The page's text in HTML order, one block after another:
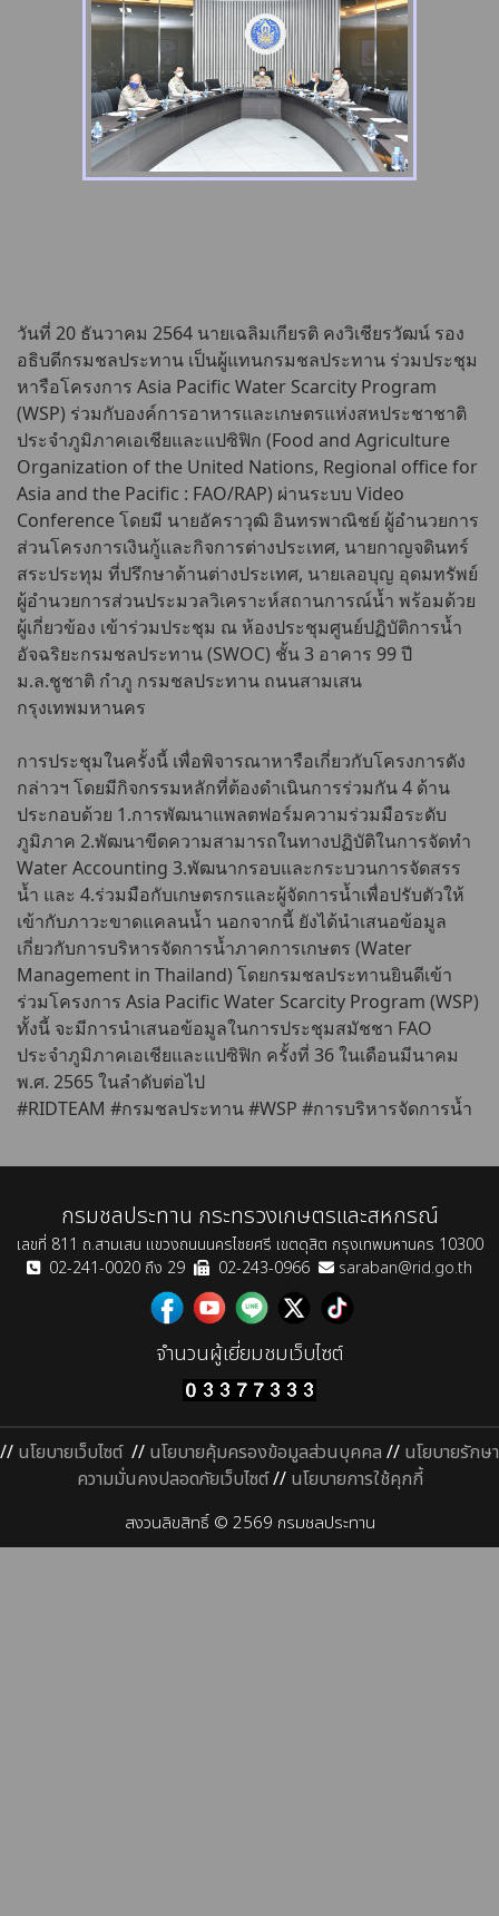
วันที่ 20 ธันวาคม 2564 นายเฉลิมเกียรติ คงวิเชียรวัฒน์ รอง
อธิบดีกรมชลประทาน เป็นผู้แทนกรมชลประทาน ร่วมประชุม
หารือโครงการ Asia Pacific Water Scarcity Program
(WSP) ร่วมกับองค์การอาหารและเกษตรแห่งสหประชาชาติ
ประจำภูมิภาคเอเชียและแปซิฟิก (Food and Agriculture
Organization of the United Nations, Regional office for
Asia and the Pacific : FAO/RAP) ผ่านระบบ Video
Conference โดยมี นายอัคราวุฒิ อินทรพาณิชย์ ผู้อำนวยการ
ส่วนโครงการเงินกู้และกิจการต่างประเทศ, นายกาญจดินทร์
สระประทุม ที่ปรึกษาด้านต่างประเทศ, นายเลอบุญ อุดมทรัพย์
ผู้อำนวยการส่วนประมวลวิเคราะห์สถานการณ์น้ำ พร้อมด้วย
ผู้เกี่ยวข้อง เข้าร่วมประชุม ณ ห้องประชุมศูนย์ปฏิบัติการน้ำ
อัจฉริยะกรมชลประทาน (SWOC) ชั้น 3 อาคาร 99 ปี
ม.ล.ชูชาติ กำภู กรมชลประทาน ถนนสามเสน
กรุงเทพมหานคร
การประชุมในครั้งนี้ เพื่อพิจารณาหารือเกี่ยวกับโครงการดัง
กล่าวฯ โดยมีกิจกรรมหลักที่ต้องดำเนินการร่วมกัน 4 ด้าน
ประกอบด้วย 1.การพัฒนาแพลตฟอร์มความร่วมมือระดับ
ภูมิภาค 2.พัฒนาขีดความสามารถในทางปฏิบัติในการจัดทำ
Water Accounting 3.พัฒนากรอบและกระบวนการจัดสรร
น้ำ และ 4.ร่วมมือกับเกษตรกรและผู้จัดการน้ำเพื่อปรับตัวให้
เข้ากับภาวะขาดแคลนน้ำ นอกจากนี้ ยังได้นำเสนอข้อมูล
เกี่ยวกับการบริหารจัดการน้ำภาคการเกษตร (Water
Management in Thailand) โดยกรมชลประทานยินดีเข้า
ร่วมโครงการ Asia Pacific Water Scarcity Program (WSP)
ทั้งนี้ จะมีการนำเสนอข้อมูลในการประชุมสมัชชา FAO
ประจำภูมิภาคเอเชียและแปซิฟิก ครั้งที่ 36 ในเดือนมีนาคม
พ.ศ. 2565 ในลำดับต่อไป
#RIDTEAM #กรมชลประทาน#WSP #การบริหารจัดการน้ำ
กรมชลประทาน กระทรวงเกษตรและสหกรณ์
เลขที่ 811 ถ.สามเสน แขวงถนนนครไชยศรี เขตดุสิต กรุงเทพมหานคร 10300
02-241-0020 ถึง 29
02-243-0966 saraban@rid.go.th
จำนวนผู้เยี่ยมชมเว็บไซต์
// นโยบายเว็บไซต์ // นโยบายคุ้มครองข้อมูลส่วนบุคคล // นโยบายรักษา
ความมั่นคงปลอดภัยเว็บไซต์// นโยบายการใช้คุกกี้
สงวนลิขสิทธิ์ © 2569 กรมชลประทาน